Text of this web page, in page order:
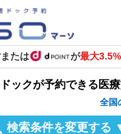
または が最大3.5%
ックが予約できる医
全国
検索条件を変更する